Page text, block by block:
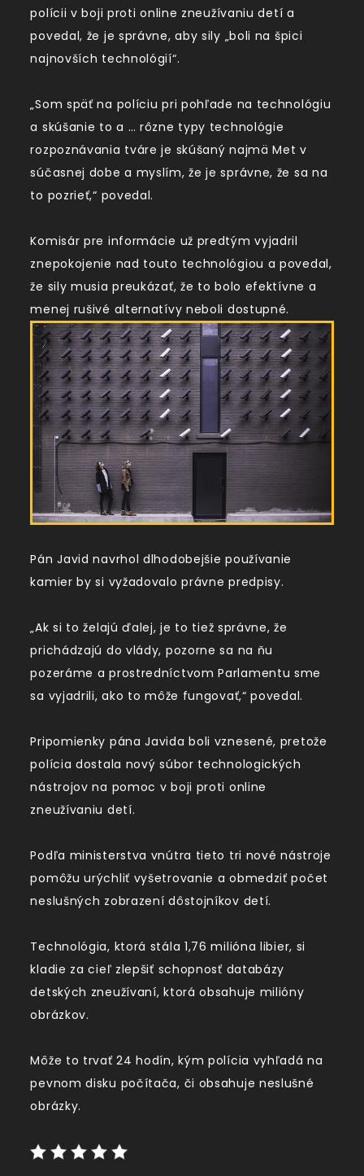
polícii v boji proti online zneužívaniu detí a
povedal, že je správne, aby sily „boli na špici
najnovších technológií“.
„Som späť na políciu pri pohľade na technológiu
a skúšanie to a … rôzne typy technológie
rozpoznávania tváre je skúšaný najmä Met v
súčasnej dobe a myslím, že je správne, že sa na
to pozrieť,“ povedal.
Komisár pre informácie už predtým vyjadril
znepokojenie nad touto technológiou a povedal,
že sily musia preukázať, že to bolo efektívne a
menej rušivé alternatívy neboli dostupné.
Pán Javid navrhol dlhodobejšie používanie
kamier by si vyžadovalo právne predpisy.
„Ak si to želajú ďalej, je to tiež správne, že
prichádzajú do vlády, pozorne sa na ňu
pozeráme a prostredníctvom Parlamentu sme
sa vyjadrili, ako to môže fungovať,“ povedal.
Pripomienky pána Javida boli vznesené, pretože
polícia dostala nový súbor technologických
nástrojov na pomoc v boji proti online
zneužívaniu detí.
Podľa ministerstva vnútra tieto tri nové nástroje
pomôžu urýchliť vyšetrovanie a obmedziť počet
neslušných zobrazení dôstojníkov detí.
Technológia, ktorá stála 1,76 milióna libier, si
kladie za cieľ zlepšiť schopnosť databázy
detských zneužívaní, ktorá obsahuje milióny
obrázkov.
Môže to trvať 24 hodín, kým polícia vyhľadá na
pevnom disku počítača, či obsahuje neslušné
obrázky.